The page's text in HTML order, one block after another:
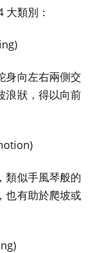
類別：
身向左右兩側交
浪狀，得以向前
類似手風琴般的
也有助於爬坡或